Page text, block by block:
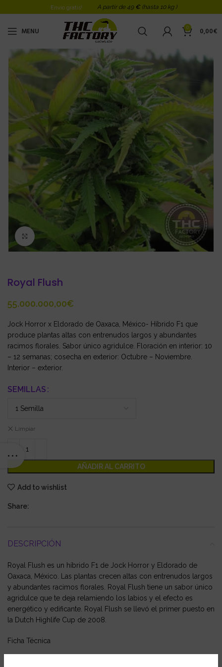
Envio gratis! A partir de 49 € (hasta 10 kg )
MENU 0 0,00€
Click to enlarge
Royal Flush
€
Jock Horror x Eldorado de Oaxaca, México- Híbrido F1 que
produce plantas altas con entrenudos largos y abundantes
racimos florales. Sabor único agridulce. Floración en interior: 10
– 12 semanas; cosecha en exterior: Octubre – Noviembre.
Interior – exterior.
SEMILLAS
Limpiar
AÑADIR AL CARRITO
Add to wishlist
Share:
DESCRIPCIÓN
Royal Flush es un híbrido F1 de Jock Horror y Eldorado de
Oaxaca, México. Las plantas crecen altas con entrenudos largos
y abundantes racimos florales. Royal Flush tiene un sabor único
agridulce que te deja relamiendo los labios y el efecto es
energético y edificante. Royal Flush se llevó el primer puesto en
la Dutch Highlife Cup de 2008.
Ficha Técnica